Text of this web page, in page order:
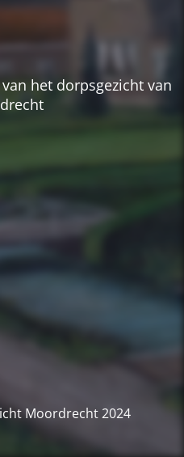
het dorpsgezicht van
Moordrecht 2024